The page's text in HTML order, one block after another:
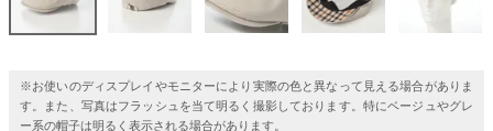
※お使いのディスプレイやモニターにより実際の色と異なって見える場合がありま
す。また、写真はフラッシュを当て明るく撮影しております。特にベージュやグレ
ー系の帽子は明るく表示される場合があります。